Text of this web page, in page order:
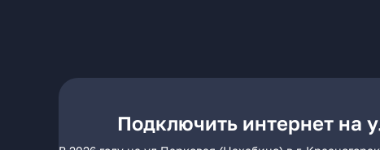
Подключить интернет на